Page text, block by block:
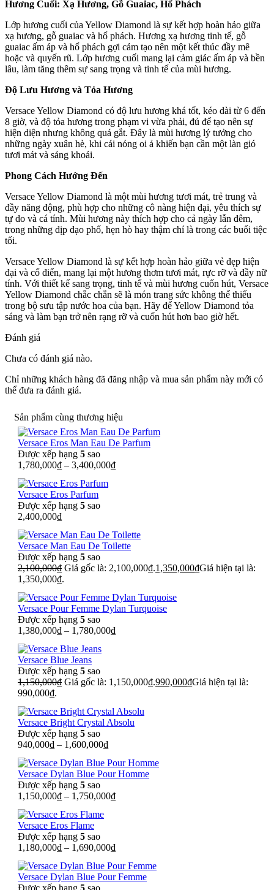
Hương Cuối: Xạ Hương, Gỗ Guaiac, Hổ Phách
Lớp hương cuối của Yellow Diamond là sự kết hợp hoàn hảo giữa
xạ hương, gỗ guaiac và hổ phách. Hương xạ hương tinh tế, gỗ
guaiac ấm áp và hổ phách gợi cảm tạo nên một kết thúc đầy mê
hoặc và quyến rũ. Lớp hương cuối mang lại cảm giác ấm áp và bền
lâu, làm tăng thêm sự sang trọng và tinh tế của mùi hương.
Độ Lưu Hương và Tỏa Hương
Versace Yellow Diamond có độ lưu hương khá tốt, kéo dài từ 6 đến
8 giờ, và độ tỏa hương trong phạm vi vừa phải, đủ để tạo nên sự
hiện diện nhưng không quá gắt. Đây là mùi hương lý tưởng cho
những ngày xuân hè, khi cái nóng oi ả khiến bạn cần một làn gió
tươi mát và sảng khoái.
Phong Cách Hướng Đến
Versace Yellow Diamond là một mùi hương tươi mát, trẻ trung và
đầy năng động, phù hợp cho những cô nàng hiện đại, yêu thích sự
tự do và cá tính. Mùi hương này thích hợp cho cả ngày lẫn đêm,
trong những dịp dạo phố, hẹn hò hay thậm chí là trong các buổi tiệc
tối.
Versace Yellow Diamond là sự kết hợp hoàn hảo giữa vẻ đẹp hiện
đại và cổ điển, mang lại một hương thơm tươi mát, rực rỡ và đầy nữ
tính. Với thiết kế sang trọng, tinh tế và mùi hương cuốn hút, Versace
Yellow Diamond chắc chắn sẽ là món trang sức không thể thiếu
trong bộ sưu tập nước hoa của bạn. Hãy để Yellow Diamond tỏa
sáng và làm bạn trở nên rạng rỡ và cuốn hút hơn bao giờ hết.
Đánh giá
Chưa có đánh giá nào.
Chỉ những khách hàng đã đăng nhập và mua sản phẩm này mới có
thể đưa ra đánh giá.
Sản phẩm cùng thương hiệu
Versace Eros Man Eau De Parfum
Được xếp hạng 5 sao
1,780,000₫ – 3,400,000₫
Versace Eros Parfum
Được xếp hạng 5 sao
2,400,000₫
Versace Man Eau De Toilette
Được xếp hạng 5 sao
2,100,000₫ Giá gốc là: 2,100,000₫.1,350,000₫Giá hiện tại là:
1,350,000₫.
Versace Pour Femme Dylan Turquoise
Được xếp hạng 5 sao
1,380,000₫ – 1,780,000₫
Versace Blue Jeans
Được xếp hạng 5 sao
1,150,000₫ Giá gốc là: 1,150,000₫.990,000₫Giá hiện tại là:
990,000₫.
Versace Bright Crystal Absolu
Được xếp hạng 5 sao
940,000₫ – 1,600,000₫
Versace Dylan Blue Pour Homme
Được xếp hạng 5 sao
1,150,000₫ – 1,750,000₫
Versace Eros Flame
Được xếp hạng 5 sao
1,180,000₫ – 1,690,000₫
Versace Dylan Blue Pour Femme
Được xếp hạng 5 sao